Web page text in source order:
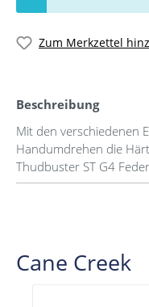
Zum Merkzettel
Beschreibung
Mit den verschiedenen
Handumdrehen die
Thudbuster ST G4
Cane Creek